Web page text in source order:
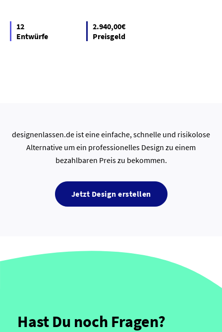
12
Entwürfe
2.940,00€
Preisgeld
designenlassen.de ist eine einfache, schnelle und risikolose
Alternative um ein professionelles Design zu einem
bezahlbaren Preis zu bekommen.
Jetzt Design erstellen
Hast Du noch Fragen?